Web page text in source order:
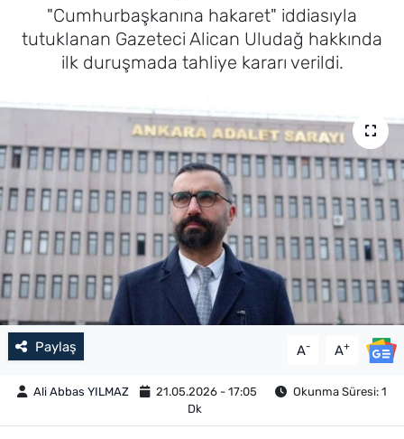
"Cumhurbaşkanına hakaret" iddiasıyla
tutuklanan Gazeteci Alican Uludağ hakkında
ilk duruşmada tahliye kararı verildi.
Paylaş A- A+
Ali Abbas YILMAZ 21.05.2026 - 17:05
Okunma Süresi: 1
Dk